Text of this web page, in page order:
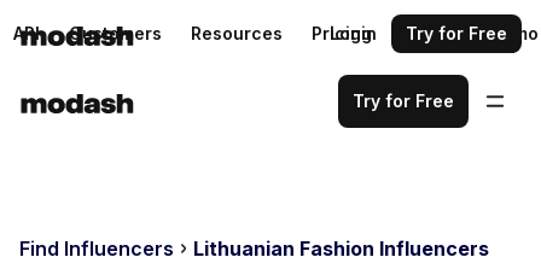
API Customers Resources Pricing Request a demo
Login Try for Free
Try for Free
Find Influencers Lithuanian Fashion Influencers